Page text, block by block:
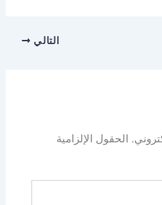
التالي
الحقول الإلزامية